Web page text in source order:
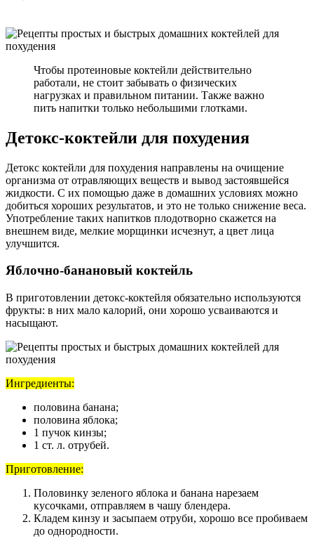
Чтобы протеиновые коктейли действительно
работали, не стоит забывать о физических
нагрузках и правильном питании. Также важно
пить напитки только небольшими глотками.
Детокс-коктейли для похудения
Детокс коктейли для похудения направлены на очищение
организма от отравляющих веществ и вывод застоявшейся
жидкости. С их помощью даже в домашних условиях можно
добиться хороших результатов, и это не только снижение веса.
Употребление таких напитков плодотворно скажется на
внешнем виде, мелкие морщинки исчезнут, а цвет лица
улучшится.
Яблочно-банановый коктейль
В приготовлении детокс-коктейля обязательно используются
фрукты: в них мало калорий, они хорошо усваиваются и
насыщают.
Ингредиенты:
половина банана;
половина яблока;
1 пучок кинзы;
1 ст. л. отрубей.
Приготовление:
Половинку зеленого яблока и банана нарезаем
кусочками, отправляем в чашу блендера.
Кладем кинзу и засыпаем отруби, хорошо все пробиваем
до однородности.